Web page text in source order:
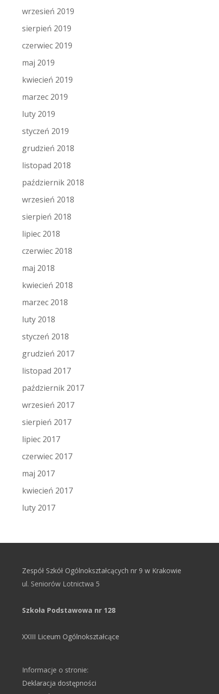
wrzesień 2019
sierpień 2019
czerwiec 2019
maj 2019
kwiecień 2019
marzec 2019
luty 2019
styczeń 2019
grudzień 2018
listopad 2018
październik 2018
wrzesień 2018
sierpień 2018
lipiec 2018
czerwiec 2018
maj 2018
kwiecień 2018
marzec 2018
luty 2018
styczeń 2018
grudzień 2017
listopad 2017
październik 2017
wrzesień 2017
sierpień 2017
lipiec 2017
czerwiec 2017
maj 2017
kwiecień 2017
luty 2017
Zespół Szkół Ogólnokształcących nr 9 w Krakowie
ul. Seniorów Lotnictwa 5
Szkoła Podstawowa nr 128
XXIII Liceum Ogólnokształcące
Informacje o stronie:
Deklaracja dostępności